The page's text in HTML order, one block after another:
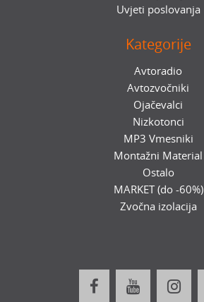
Uvjeti poslovanja
Kategorije
Avtoradio
Avtozvočniki
Ojačevalci
Nizkotonci
MP3 Vmesniki
Montažni Material
Ostalo
MARKET (do -60%)
Zvočna izolacija